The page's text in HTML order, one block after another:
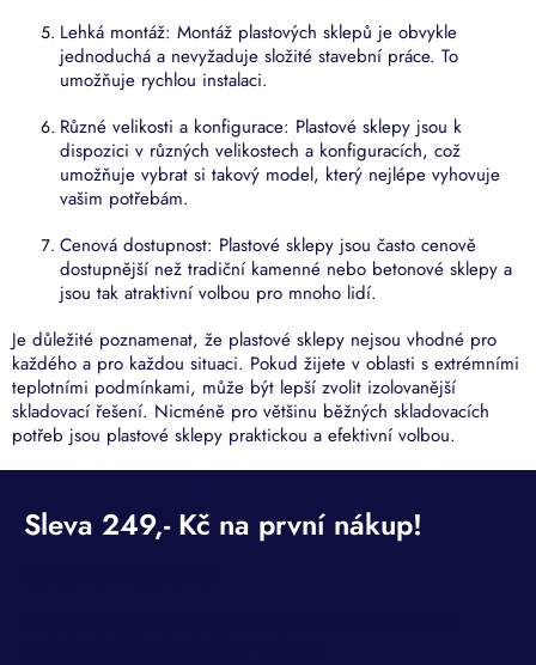
Lehká montáž: Montáž plastových sklepů je obvykle
jednoduchá a nevyžaduje složité stavební práce. To
umožňuje rychlou instalaci.
Různé velikosti a konfigurace: Plastové sklepy jsou k
dispozici v různých velikostech a konfiguracích, což
umožňuje vybrat si takový model, který nejlépe vyhovuje
vašim potřebám.
Cenová dostupnost: Plastové sklepy jsou často cenově
dostupnější než tradiční kamenné nebo betonové sklepy a
jsou tak atraktivní volbou pro mnoho lidí.
Je důležité poznamenat, že plastové sklepy nejsou vhodné pro
každého a pro každou situaci. Pokud žijete v oblasti s extrémními
teplotními podmínkami, může být lepší zvolit izolovanější
skladovací řešení. Nicméně pro většinu běžných skladovacích
potřeb jsou plastové sklepy praktickou a efektivní volbou.